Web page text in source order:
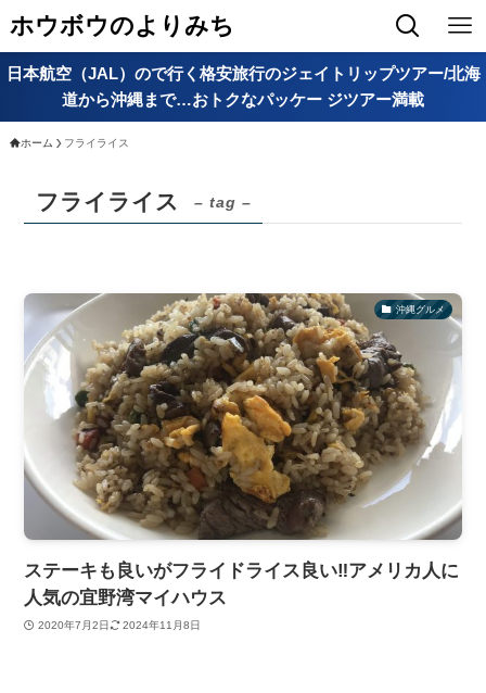
ホウボウのよりみち
日本航空（JAL）ので行く格安旅行のジェイトリップツアー/北海
道から沖縄まで…おトクなパッケー ジツアー満載
ホーム フライライス
フライライス – tag –
沖縄グルメ
ステーキも良いがフライドライス良い‼アメリカ人に
人気の宜野湾マイハウス
2020年7月2日 2024年11月8日